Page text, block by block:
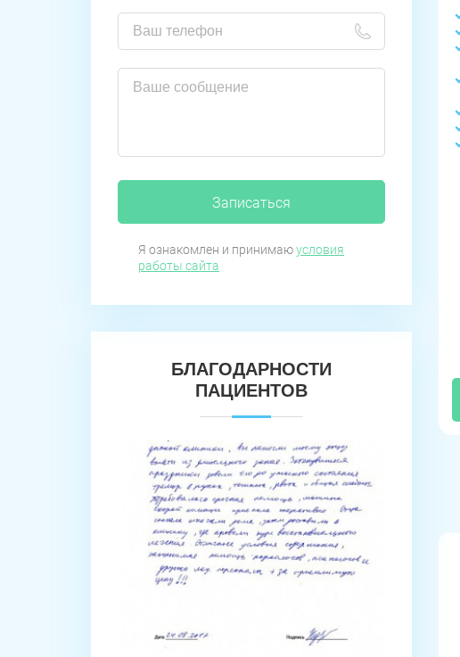
Записаться
Я ознакомлен и принимаюусловия
работы сайта
БЛАГОДАРНОСТИ
ПАЦИЕНТОВ